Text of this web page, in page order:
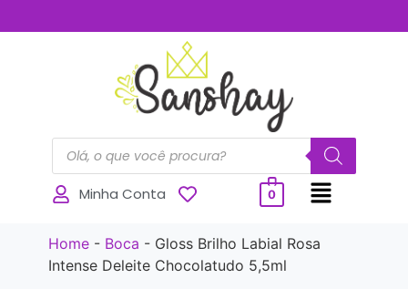
Minha Conta 0
Home- Boca - Gloss Brilho Labial Rosa
Intense Deleite Chocolatudo 5,5ml